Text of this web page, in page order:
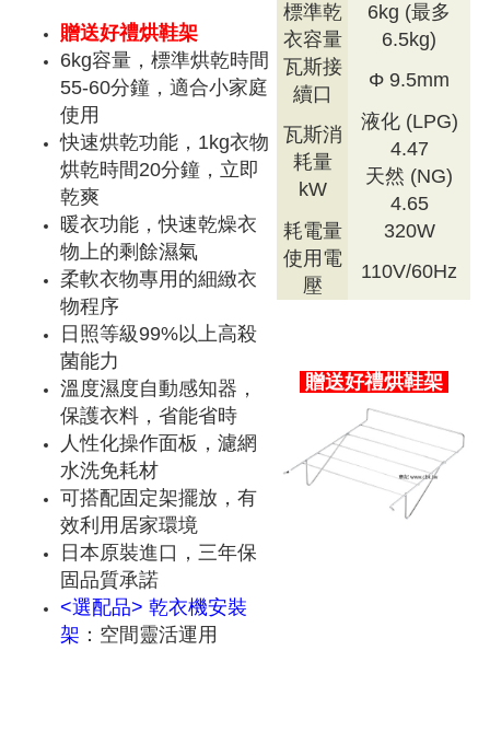
贈送好禮烘鞋架
6kg容量，標準烘乾時間
55-60分鐘，適合小家庭
使用
快速烘乾功能，1kg衣物
烘乾時間20分鐘，立即
乾爽
暖衣功能，快速乾燥衣
物上的剩餘濕氣
柔軟衣物專用的細緻衣
物程序
日照等級99%以上高殺
菌能力
溫度濕度自動感知器，
保護衣料，省能省時
人性化操作面板，濾網
水洗免耗材
可搭配固定架擺放，有
效利用居家環境
日本原裝進口，三年保
固品質承諾
<選配品> 乾衣機安裝
架 ：空間靈活運用
標準乾
衣容量
6kg (最多
6.5kg)
瓦斯接
續口
Φ 9.5mm
瓦斯消
耗量
kW
液化 (LPG)
4.47
天然 (NG)
4.65
耗電量
320W
使用電
壓
110V/60Hz
贈送好禮烘鞋架